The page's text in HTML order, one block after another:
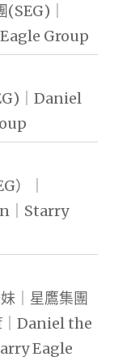
｜
Group
｜Daniel
）｜
｜Starry
｜星鷹集團
｜Daniel the
Eagle